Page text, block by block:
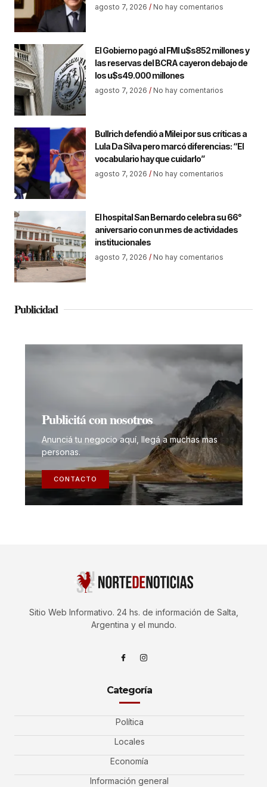
agosto 7, 2026 No hay comentarios
El Gobierno pagó al FMI u$s852 millones y
las reservas del BCRA cayeron debajo de
los u$s49.000 millones
agosto 7, 2026 No hay comentarios
Bullrich defendió a Milei por sus críticas a
Lula Da Silva pero marcó diferencias: “El
vocabulario hay que cuidarlo”
agosto 7, 2026 No hay comentarios
El hospital San Bernardo celebra su 66°
aniversario con un mes de actividades
institucionales
agosto 7, 2026 No hay comentarios
Publicidad
Publicitá con nosotros
Anunciá tu negocio aquí, llegá a muchas mas
personas.
CONTACTO
Sitio Web Informativo. 24 hs. de información de Salta,
Argentina y el mundo.
Categoría
Política
Locales
Economía
Información general